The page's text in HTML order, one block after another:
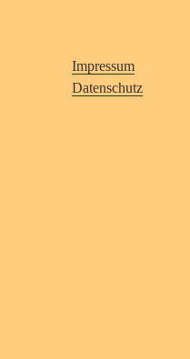
Impressum
Datenschutz